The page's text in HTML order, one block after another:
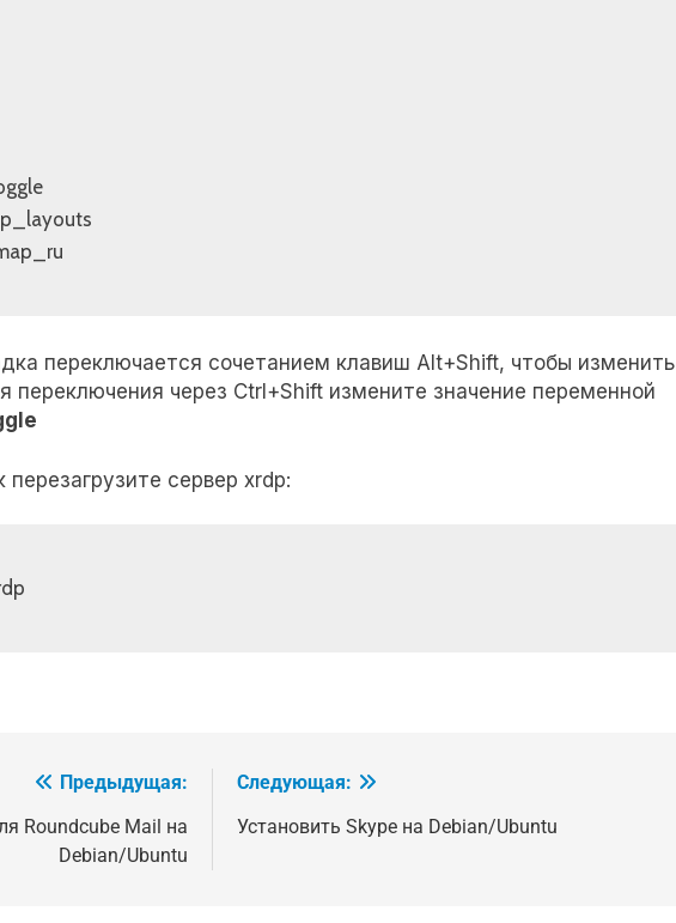
переключается сочетанием клавиш Alt+Shift, чтобы изменить
переключения через Ctrl+Shift измените значение переменной
сервер xrdp:
Предыдущая:
Roundcube Mail на
Debian/Ubuntu
Следующая:
Установить Skype на Debian/Ubuntu